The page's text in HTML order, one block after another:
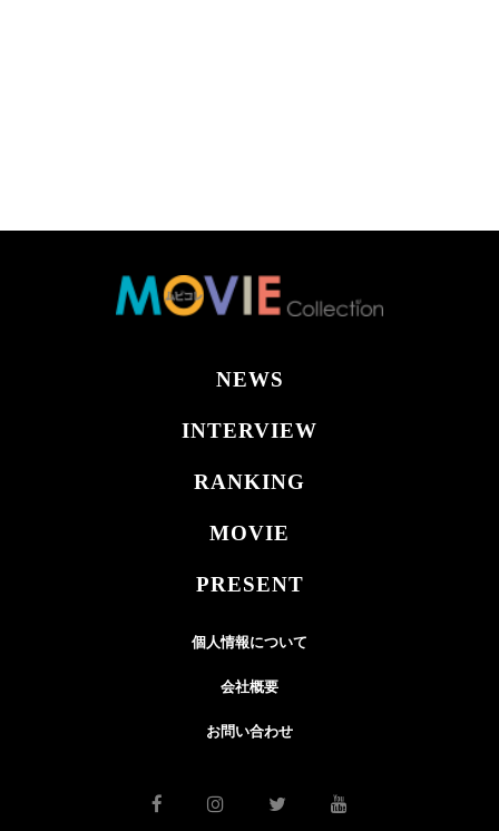
NEWS
INTERVIEW
RANKING
MOVIE
PRESENT
個人情報について
会社概要
お問い合わせ